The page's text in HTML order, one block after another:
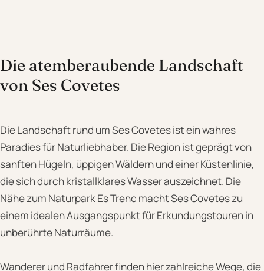
Die atemberaubende Landschaft
von Ses Covetes
Die Landschaft rund um Ses Covetes ist ein wahres
Paradies für Naturliebhaber. Die Region ist geprägt von
sanften Hügeln, üppigen Wäldern und einer Küstenlinie,
die sich durch kristallklares Wasser auszeichnet. Die
Nähe zum Naturpark Es Trenc macht Ses Covetes zu
einem idealen Ausgangspunkt für Erkundungstouren in
unberührte Naturräume.
Wanderer und Radfahrer finden hier zahlreiche Wege, die